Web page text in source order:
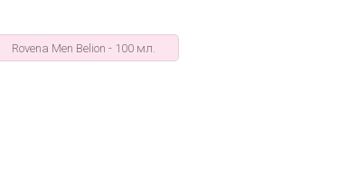
Rovena Men Belion - 100 мл.